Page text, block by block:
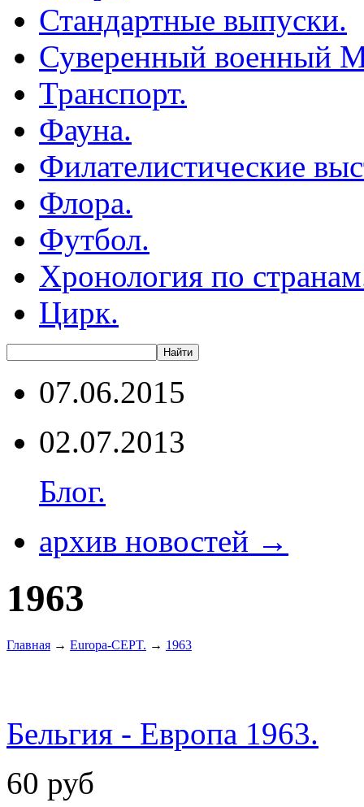
Стандартные выпуски.
Суверенный военный
Транспорт.
Фауна.
Филателистические
Флора.
Футбол.
Хронология по
Цирк.
07.06.2015
02.07.2013
Блог.
архив новостей →
1963
Главная → Europa-CEPT. → 1963
Бельгия - Европа 1963.
60 руб